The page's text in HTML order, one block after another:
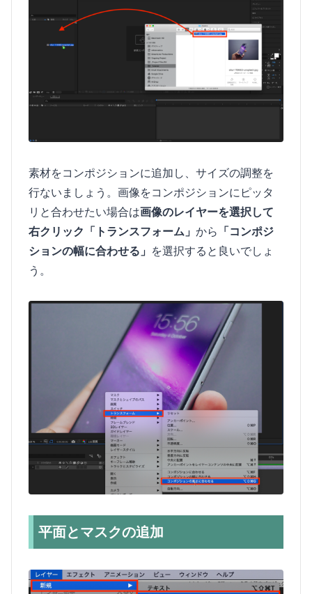
素材をコンポジションに追加し、サイズの調整を
行ないましょう。画像をコンポジションにピッタ
リと合わせたい場合は画像のレイヤーを選択して
右クリック「トランスフォーム」 から 「コンポジ
ションの幅に合わせる」 を選択すると良いでしょ
う。
平面とマスクの追加